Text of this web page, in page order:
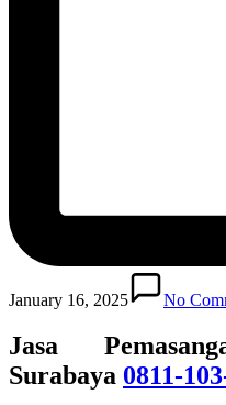
January 16, 2025 No
Jasa
Surabaya 0811-